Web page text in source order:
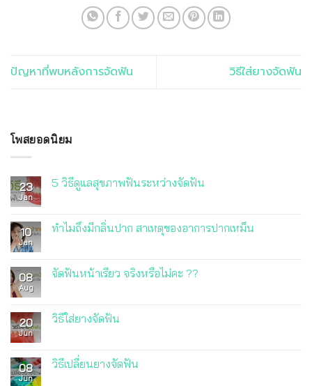
ปัญหาที่พบหลังการจัดฟัน วิธีใส่ยางจัดฟัน
โพสยอดนิยม
23
Jan
5 วิธีดูแลสุขภาพฟันระหว่างจัดฟัน
10
Jan
ทำไมถึงมีกลิ่นปาก สาเหตุของอาการปากเหม็น
08
Aug
จัดฟันหน้าเรียว จริงหรือไม่คะ ??
20
Jun
วิธีใส่ยางจัดฟัน
08
Jun
วิธีเปลี่ยนยางจัดฟัน